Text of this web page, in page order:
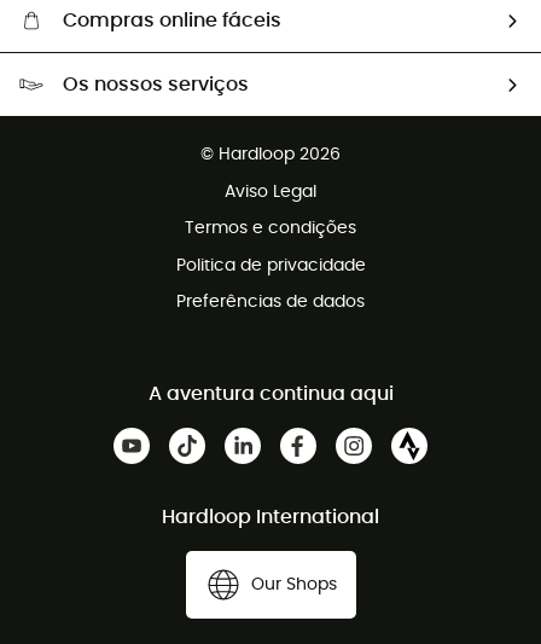
Compras online fáceis
Os nossos serviços
© Hardloop 2026
Aviso Legal
Termos e condições
Politica de privacidade
Preferências de dados
A aventura continua aqui
Hardloop International
Our Shops